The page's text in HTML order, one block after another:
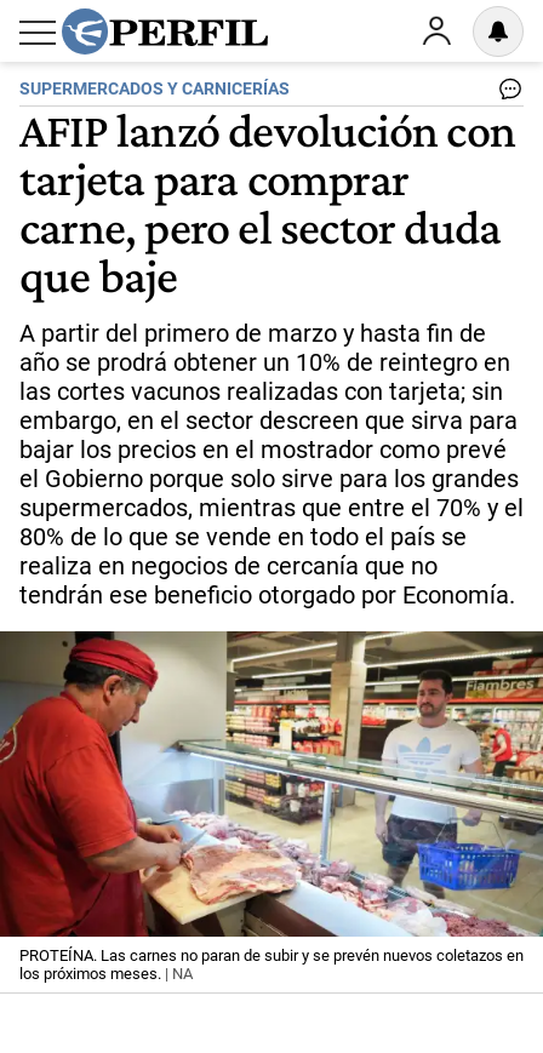
SUPERMERCADOS Y CARNICERÍAS
AFIP lanzó devolución con
tarjeta para comprar
carne, pero el sector duda
que baje
A partir del primero de marzo y hasta fin de
año se prodrá obtener un 10% de reintegro en
las cortes vacunos realizadas con tarjeta; sin
embargo, en el sector descreen que sirva para
bajar los precios en el mostrador como prevé
el Gobierno porque solo sirve para los grandes
supermercados, mientras que entre el 70% y el
80% de lo que se vende en todo el país se
realiza en negocios de cercanía que no
tendrán ese beneficio otorgado por Economía.
PROTEÍNA. Las carnes no paran de subir y se prevén nuevos coletazos en
los próximos meses. | NA